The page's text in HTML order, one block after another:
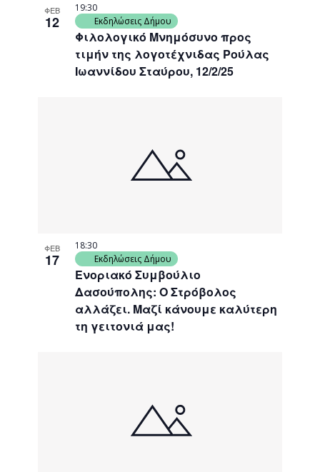
ΦΕΒ
12
Φιλολογικό Μνημόσυνο προς
τιμήν της λογοτέχνιδας Ρούλας
Ιωαννίδου Σταύρου, 12/2/25
19:30
Εκδηλώσεις Δήμου
ΦΕΒ
17
Ενοριακό Συμβούλιο
Δασούπολης: Ο Στρόβολος
αλλάζει. Μαζί κάνουμε καλύτερη
τη γειτονιά μας!
18:30
Εκδηλώσεις Δήμου